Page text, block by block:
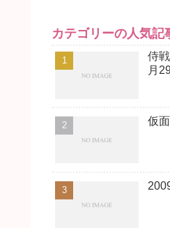
カテゴリーの人気記
侍
月
仮